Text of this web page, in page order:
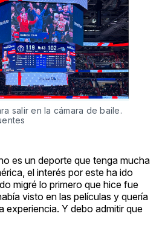
salir en la cámara de baile.
es un deporte que tenga mucha
el interés por este ha ido
migré lo primero que hice fue
visto en las películas y quería
experiencia. Y debo admitir que